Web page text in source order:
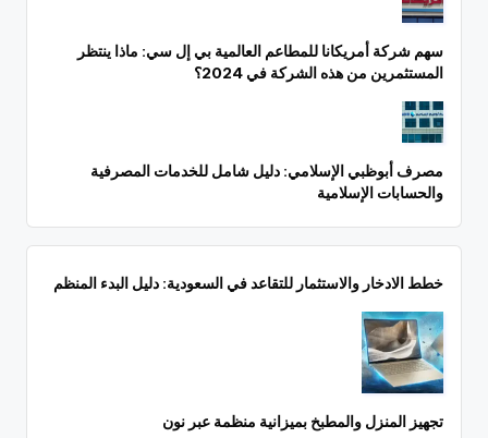
سهم شركة أمريكانا للمطاعم العالمية بي إل سي: ماذا ينتظر
المستثمرين من هذه الشركة في 2024؟
مصرف أبوظبي الإسلامي: دليل شامل للخدمات المصرفية
والحسابات الإسلامية
خطط الادخار والاستثمار للتقاعد في السعودية: دليل البدء المنظم
تجهيز المنزل والمطبخ بميزانية منظمة عبر نون